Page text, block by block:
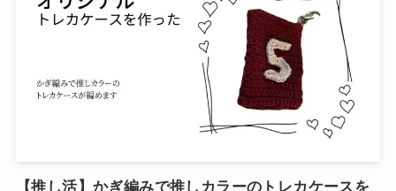
【推し活】かぎ編みで推しカラーのトレカケースを